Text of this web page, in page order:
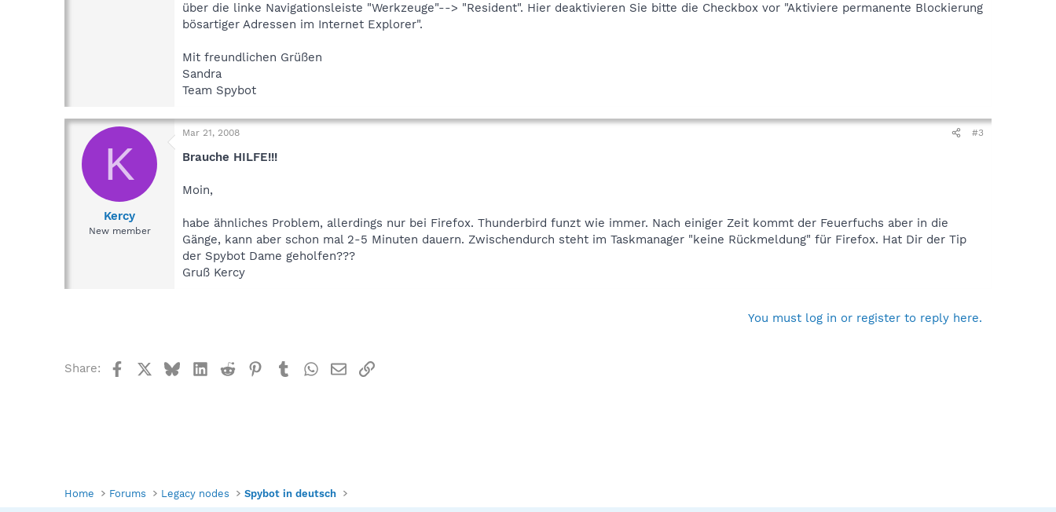
über die linke Navigationsleiste "Werkzeuge"--> "Resident". Hier deaktivieren Sie bitte die Checkbox vor "Aktiviere permanente Blockierung
bösartiger Adressen im Internet Explorer".
Mit freundlichen Grüßen
Sandra
Team Spybot
K
Kercy
New member
Mar 21, 2008 #3
Brauche HILFE!!!
Moin,
habe ähnliches Problem, allerdings nur bei Firefox. Thunderbird funzt wie immer. Nach einiger Zeit kommt der Feuerfuchs aber in die
Gänge, kann aber schon mal 2-5 Minuten dauern. Zwischendurch steht im Taskmanager "keine Rückmeldung" für Firefox. Hat Dir der Tip
der Spybot Dame geholfen???
Gruß Kercy
You must log in or register to reply here.
Share: FacebookBlueskyLinkedIn
Reddit Pinterest
TumblrWhatsApp
EmailLink
Home Forums Legacy nodes Spybot in deutsch